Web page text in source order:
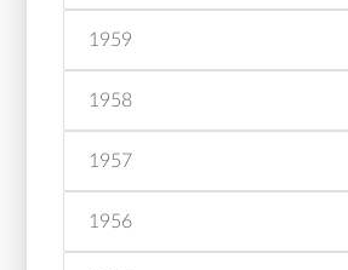
1959
1958
1957
1956